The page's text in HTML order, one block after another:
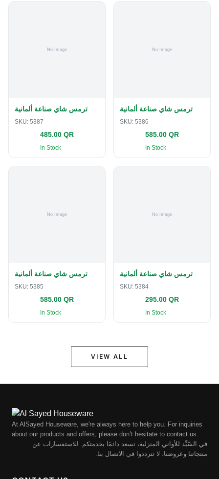
ترمس شاي صناعة ألمانية
SKU: 5387
485.00 QR
In Stock
ترمس شاي صناعة ألمانية
SKU: 5386
585.00 QR
In Stock
ترمس شاي صناعة ألمانية
SKU: 5385
585.00 QR
In Stock
ترمس شاي صناعة ألمانية
SKU: 5384
295.00 QR
In Stock
VIEW ALL
At AlSayed Houseware, we're always here to help you. For inquiries
about our products and offers, please don’t hesitate to contact us.
في السَّيِّد للأواني المنزلية، نسعد دائمًا بخدمتكم. للاستفسارات عن
منتجاتنا وعروضنا، لا تترددوا في الاتصال بنا.